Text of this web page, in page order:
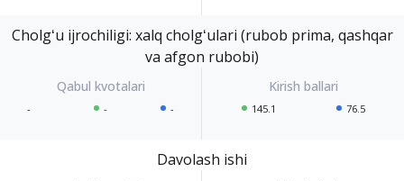
Cholgʻu ijrochiligi: xalq cholgʻulari (rubob prima, qashqar
va afgon rubobi)
- - - 145.1 76.5
Davolash ishi